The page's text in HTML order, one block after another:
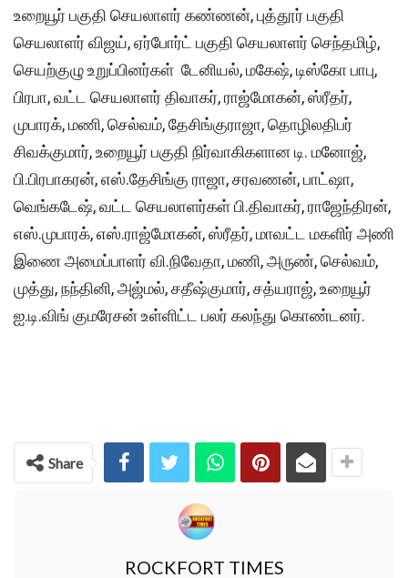
உறையூர் பகுதி செயலாளர் கண்ணன், புத்தூர் பகுதி
செயலாளர் விஜய், ஏர்போர்ட் பகுதி செயலாளர் செந்தமிழ்,
செயற்குழு உறுப்பினர்கள் டேனியல், மகேஷ், டிஸ்கோ பாபு,
பிரபா, வட்ட செயலாளர் திவாகர், ராஜ்மோகன், ஸ்ரீதர்,
முபாரக், மணி, செல்வம், தேசிங்குராஜா, தொழிலதிபர்
சிவக்குமார், உறையூர் பகுதி நிர்வாகிகளான டி. மனோஜ்,
பி.பிரபாகரன், எஸ்.தேசிங்கு ராஜா, சரவணன், பாட்ஷா,
வெங்கடேஷ், வட்ட செயலாளர்கள் பி.திவாகர், ராஜேந்திரன்,
எஸ்.முபாரக், எஸ்.ராஜ்மோகன், ஸ்ரீதர், மாவட்ட மகளிர் அணி
இணை அமைப்பாளர் வி.நிவேதா, மணி, அருண், செல்வம்,
முத்து, நந்தினி, அஜ்மல், சதீஷ்குமார், சத்யராஜ், உறையூர்
ஐ.டி.விங் குமரேசன் உள்ளிட்ட பலர் கலந்து கொண்டனர்.
Share
ROCKFORT TIMES